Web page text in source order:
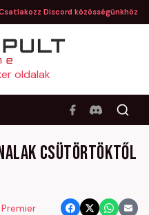
Discord közösségünkhöz
csütörtöktől
Premier